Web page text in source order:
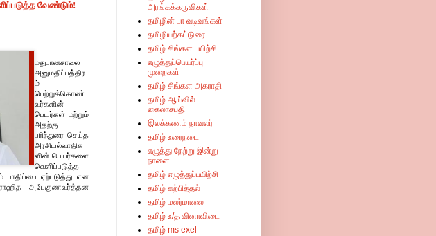
வேண்டும்!
மதுபானசாலை
அனுமதிப்பத்திர
ம்
பெற்றுக்கொண்ட
வர்களின்
பெயர்கள் மற்றும்
அதற்கு
பரிந்துரை செய்த
அரசியல்வாதிக
ளின் பெயர்களை
வெளிப்படுத்த
ஏற்படுத்து என
அபேகுணவர்த்தன
அரங்கக்கருவிகள்
தமிழின் பா வடிவங்கள்
தமிழியற்கட்டுரை
தமிழ் சிங்கள பயிற்சி
எழுத்துப்பெயர்ப்பு
முறைகள்
தமிழ் சிங்கள அகராதி
தமிழ் ஆய்வில்
கைலாசபதி
இலக்கணம் நாவலர்
தமிழ் உரைநடை
எழுத்து நேற்று இன்று
நாளை
தமிழ் எழுத்துப்பயிற்சி
தமிழ் கற்பித்தல்
தமிழ் மலர்மாலை
தமிழ் உ/த வினாவிடை
தமிழ் ms exel